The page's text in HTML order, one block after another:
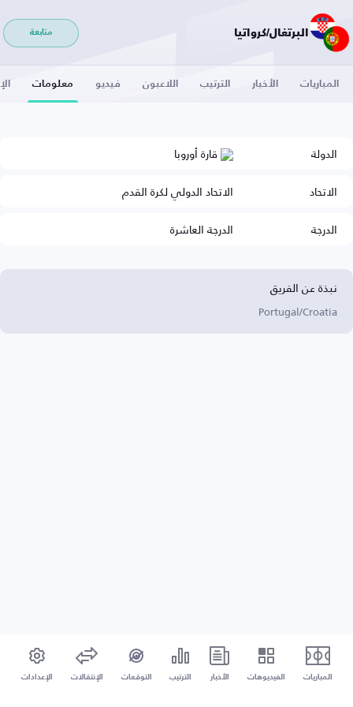
البرتغال/كرواتيا متابعة
المباريات الأخبار الترتيب اللاعبون فيديو معلومات
الدولة
قارة أوروبا
الاتحاد
الاتحاد الدولي لكرة القدم
الدرجة
الدرجة العاشرة
نبذة عن الفريق
Portugal/Croatia
المباريات الفيديوهات الأخبار الترتيب التوقعات الإنتقالات الإعدادات